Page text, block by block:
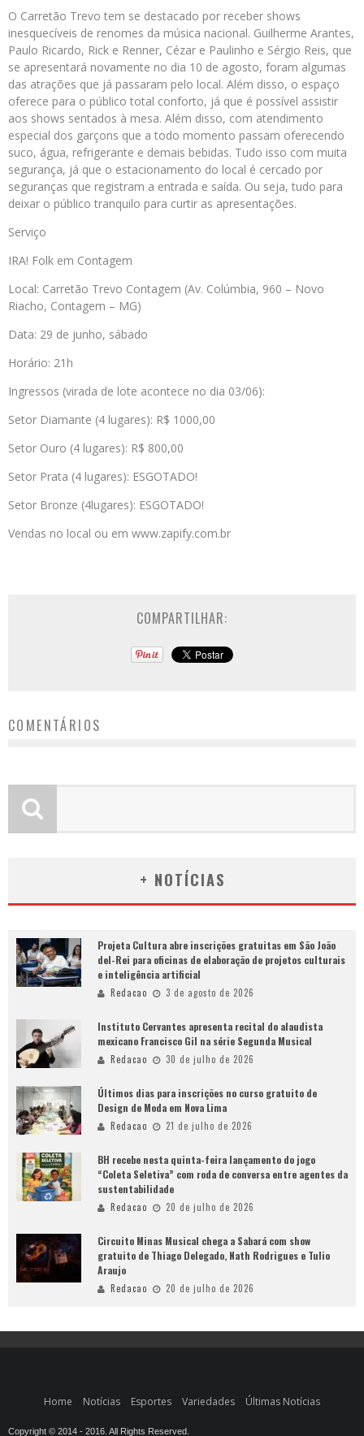
O Carretão Trevo tem se destacado por receber shows
inesquecíveis de renomes da música nacional. Guilherme Arantes,
Paulo Ricardo, Rick e Renner, Cézar e Paulinho e Sérgio Reis, que
se apresentará novamente no dia 10 de agosto, foram algumas
das atrações que já passaram pelo local. Além disso, o espaço
oferece para o público total conforto, já que é possível assistir
aos shows sentados à mesa. Além disso, com atendimento
especial dos garçons que a todo momento passam oferecendo
suco, água, refrigerante e demais bebidas. Tudo isso com muita
segurança, já que o estacionamento do local é cercado por
seguranças que registram a entrada e saída. Ou seja, tudo para
deixar o público tranquilo para curtir as apresentações.
Serviço
IRA! Folk em Contagem
Local: Carretão Trevo Contagem (Av. Colúmbia, 960 – Novo
Riacho, Contagem – MG)
Data: 29 de junho, sábado
Horário: 21h
Ingressos (virada de lote acontece no dia 03/06):
Setor Diamante (4 lugares): R$ 1000,00
Setor Ouro (4 lugares): R$ 800,00
Setor Prata (4 lugares): ESGOTADO!
Setor Bronze (4lugares): ESGOTADO!
Vendas no local ou em www.zapify.com.br
COMPARTILHAR:
COMENTÁRIOS
+ NOTÍCIAS
Projeta Cultura abre inscrições gratuitas em São João
del-Rei para oficinas de elaboração de projetos culturais
e inteligência artificial
Redacao 3 de agosto de 2026
Instituto Cervantes apresenta recital do alaudista
mexicano Francisco Gil na série Segunda Musical
Redacao 30 de julho de 2026
Últimos dias para inscrições no curso gratuito de
Design de Moda em Nova Lima
Redacao 21 de julho de 2026
BH recebe nesta quinta-feira lançamento do jogo
“Coleta Seletiva” com roda de conversa entre agentes da
sustentabilidade
Redacao 20 de julho de 2026
Circuito Minas Musical chega a Sabará com show
gratuito de Thiago Delegado, Nath Rodrigues e Tulio
Araujo
Redacao 20 de julho de 2026
Home Notícias Esportes Variedades Últimas Notícias
Copyright © 2014 - 2016. All Rights Reserved.